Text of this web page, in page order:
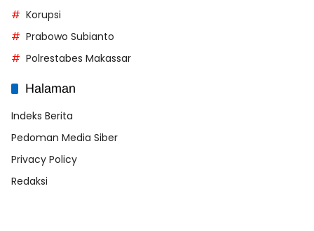
Korupsi
Prabowo Subianto
Polrestabes Makassar
Halaman
Indeks Berita
Pedoman Media Siber
Privacy Policy
Redaksi